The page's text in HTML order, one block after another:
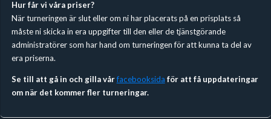
Hur får vi våra priser?
När turneringen är slut eller om ni har placerats på en prisplats så
måste ni skicka in era uppgifter till den eller de tjänstgörande
administratörer som har hand om turneringen för att kunna ta del av
era priserna.
Se till att gå in och gilla vårfacebooksida för att få uppdateringar
om när det kommer fler turneringar.